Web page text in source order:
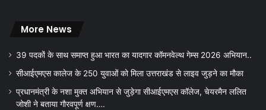
More News
39 पदकों के साथ समाप्त हुआ भारत का यादगार कॉमनवेल्थ गेम्स 2026 अभियान..
सीआईएमएस कालेज के 250 युवाओं को मिला उत्तराखंड से लाइव जुड़ने का मौका
प्रधानमंत्री के नशा मुक्त अभियान से जुड़ेगा सीआईएमएस कॉलेज, चेयरमैन ललित
जोशी ने बताया गौरवपूर्ण क्षण….